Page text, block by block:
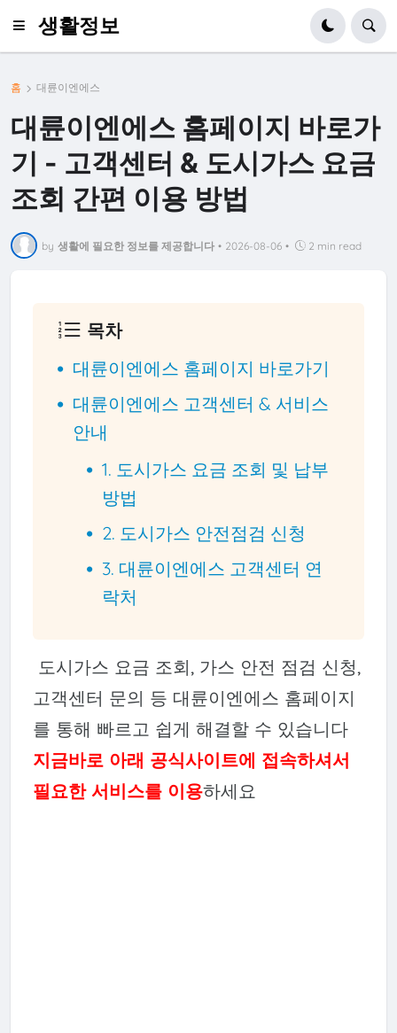
생활정보
홈 대륜이엔에스
대륜이엔에스 홈페이지 바로가
기 - 고객센터 & 도시가스 요금
조회 간편 이용 방법
by 생활에 필요한 정보를 제공합니다 • 2026-08-06 • 2 min read
목차
대륜이엔에스 홈페이지 바로가기
대륜이엔에스 고객센터 & 서비스
안내
1. 도시가스 요금 조회 및 납부
방법
2. 도시가스 안전점검 신청
3. 대륜이엔에스 고객센터 연
락처
도시가스 요금 조회, 가스 안전 점검 신청,
고객센터 문의 등 대륜이엔에스 홈페이지
를 통해 빠르고 쉽게 해결할 수 있습니다
지금바로 아래 공식사이트에 접속하셔서
필요한 서비스를 이용하세요